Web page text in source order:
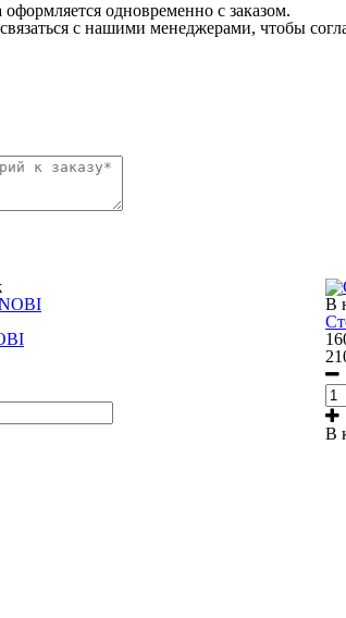
одновременно с заказом.
с нашими менеджерами, чтобы
В
В